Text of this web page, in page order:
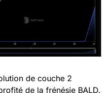
de couche 2
de la frénésie BALD.